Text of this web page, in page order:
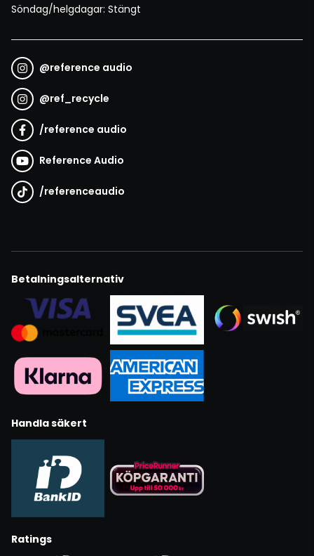
Söndag/helgdagar: Stängt
@reference audio
@ref_recycle
/reference audio
Reference Audio
/referenceaudio
Betalningsalternativ
Handla säkert
Ratings